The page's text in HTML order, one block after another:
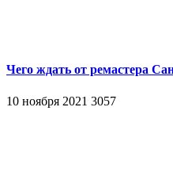
Чего ждать от ремастера
10 ноября 2021 3057